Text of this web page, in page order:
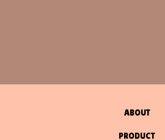
ABOUT
PRODUCT